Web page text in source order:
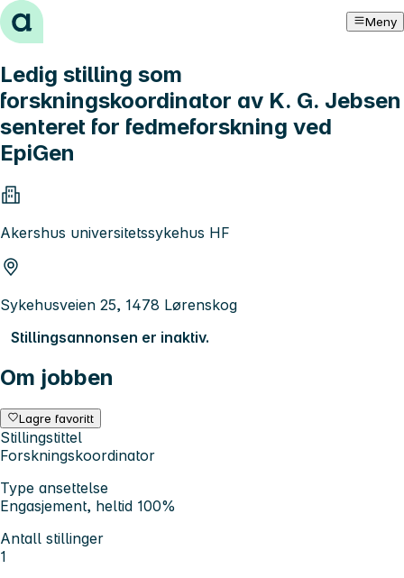
Hopp til innhold Meny
Ledig stilling som
forskningskoordinator av K. G. Jebsen
senteret for fedmeforskning ved
EpiGen
Akershus universitetssykehus HF
Sykehusveien 25, 1478 Lørenskog
Stillingsannonsen er inaktiv.
Om jobben
Lagre favoritt
Stillingstittel
Forskningskoordinator
Type ansettelse
Engasjement, heltid 100%
Antall stillinger
1